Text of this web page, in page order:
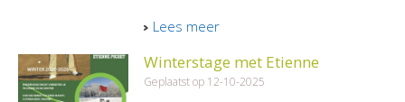
Lees meer
Winterstage met Etienne
Geplaatst op 12-10-2025